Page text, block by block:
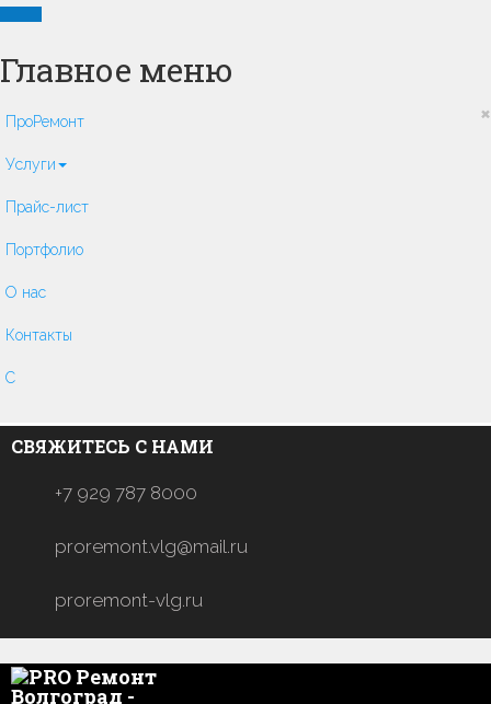
Главное меню
×
ПроРемонт
Услуги
Прайс-лист
Портфолио
О нас
Контакты
C
СВЯЖИТЕСЬ С НАМИ
+7 929 787 8000
proremont.vlg@mail.ru
proremont-vlg.ru